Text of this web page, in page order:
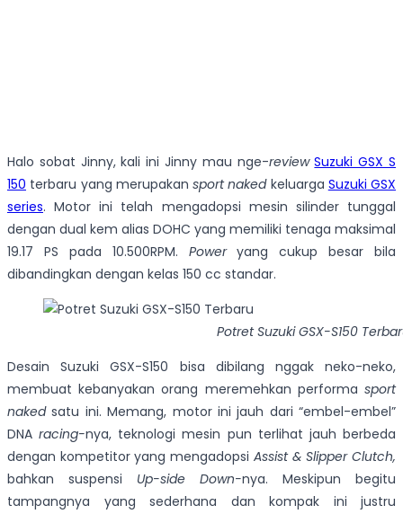
Halo sobat Jinny, kali ini Jinny mau nge-reviewSuzuki GSX S
150 terbaru yang merupakan sport nakedkeluarga Suzuki GSX
series. Motor ini telah mengadopsi mesin silinder tunggal
dengan dual kem alias DOHC yang memiliki tenaga maksimal
19.17 PS pada 10.500RPM. Poweryang cukup besar bila
dibandingkan dengan kelas 150 cc standar.
Potret Suzuki GSX-S150
Desain Suzuki GSX-S150 bisa dibilang nggak neko-neko,
membuat kebanyakan orang meremehkan performa sport
nakedsatu ini. Memang, motor ini jauh dari “embel-embel”
DNAracing-nya, teknologi mesin pun terlihat jauh berbeda
dengan kompetitor yang mengadopsi Assist & Slipper Clutch,
bahkan suspensi Up-side Down-nya. Meskipun begitu
tampangnya yang sederhana dan kompak ini justru